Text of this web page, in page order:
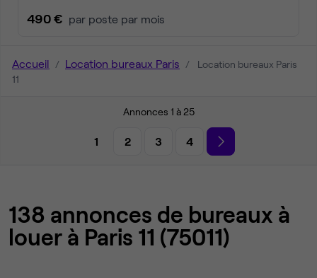
490 € par poste par mois
Accueil Location bureaux Paris
Location bureaux Paris
11
Annonces 1 à 25
1 2 3 4
138 annonces de bureaux à
louer à Paris 11 (75011)